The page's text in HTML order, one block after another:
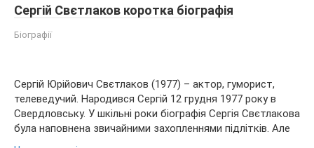
Сергій Свєтлаков коротка біографія
Біографії
Сергій Юрійович Свєтлаков (1977) – актор, гуморист,
телеведучий. Народився Сергій 12 грудня 1977 року в
Свердловську. У шкільні роки біографія Сергія Свєтлакова
була наповнена звичайними захопленнями підлітків. Але